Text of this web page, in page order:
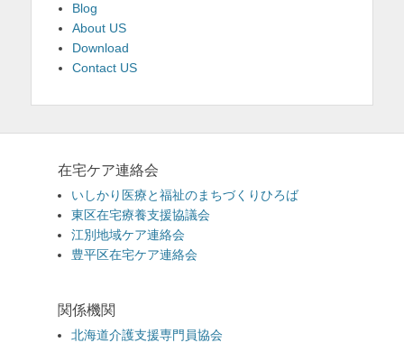
Blog
About US
Download
Contact US
在宅ケア連絡会
いしかり医療と福祉のまちづくりひろば
東区在宅療養支援協議会
江別地域ケア連絡会
豊平区在宅ケア連絡会
関係機関
北海道介護支援専門員協会